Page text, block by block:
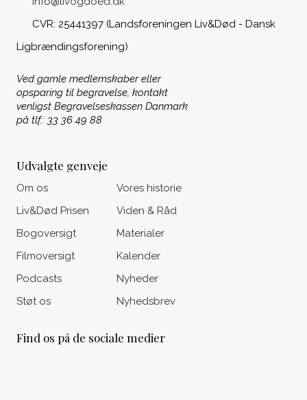
CVR: 25441397 (Landsforeningen Liv&Død - Dansk
Ligbrændingsforening)
Ved gamle medlemskaber eller
opsparing til begravelse, kontakt
venligst Begravelseskassen Danmark
på tlf.: 33 36 49 88
Udvalgte genveje
Om os
Liv&Død Prisen
Bogoversigt
Filmoversigt
Podcasts
Støt os
Vores historie
Viden & Råd
Materialer
Kalender
Nyheder
Nyhedsbrev
Find os på de sociale medier